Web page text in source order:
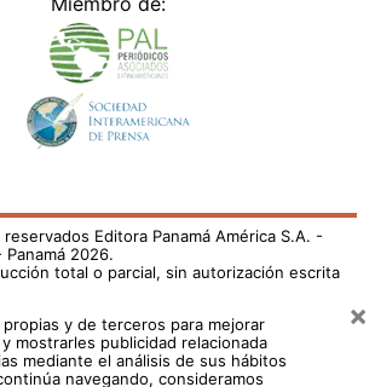
Editora Panamá América S.A. -
Panamá 2026.
total o parcial, sin autorización escrita
y de terceros para mejorar
mostrarles publicidad relacionada
mediante el análisis de sus hábitos
navegando, consideramos
×